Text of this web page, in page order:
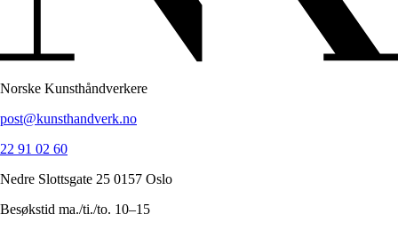
Norske Kunsthåndverkere
post@kunsthandverk.no
22 91 02 60
Nedre Slottsgate 25 0157 Oslo
Besøkstid ma./ti./to. 10–15